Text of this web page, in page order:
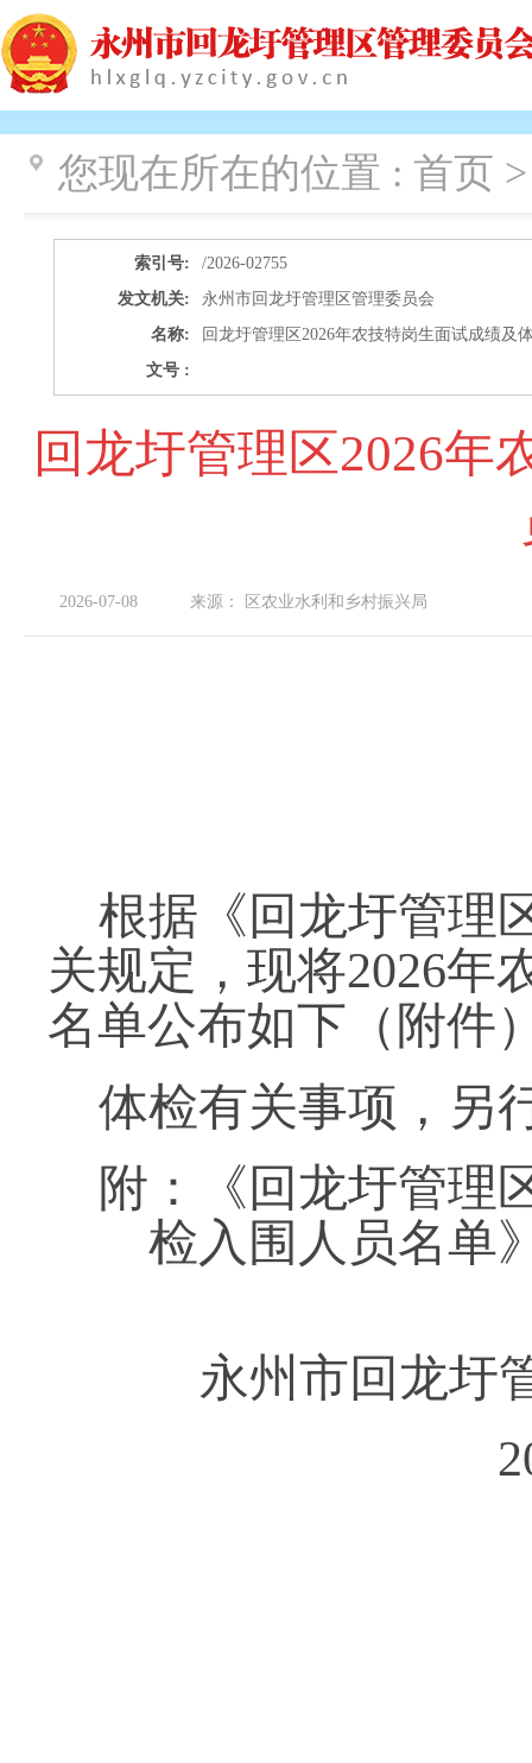
您现在所在的位置 : 首页
索引号:
/2026-02755
发文机关:
永州市回龙圩管理区管理委员会
名称:
回龙圩管理区2026年农技特岗生面试成绩及
文号 :
回龙圩管理区2026年
2026-07-08 来源： 区农业水利和乡村振兴局
根据《回龙圩管理
关规定，现将2026年
名单公布如下（附件
体检有关事项，另
附：《回龙圩管理
检入围人员名单
永州市回龙